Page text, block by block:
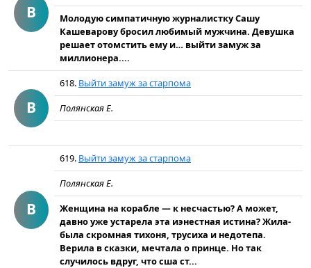
В
Молодую симпатичную журналистку Сашу
Кашеварову бросил любимый мужчина. Девушка
решает отомстить ему и… выйти замуж за
миллионера....
В
618. Выйти замуж за старпома
Полянская Е.
В
619. Выйти замуж за старпома
Полянская Е.
Женщина на корабле — к несчастью? А может,
давно уже устарела эта иэнестная истина? Жила-
была скромная тихоня, трусиха и недотепа.
Верила в сказки, мечтала о принце. Но так
случилось вдруг, что сша ст...